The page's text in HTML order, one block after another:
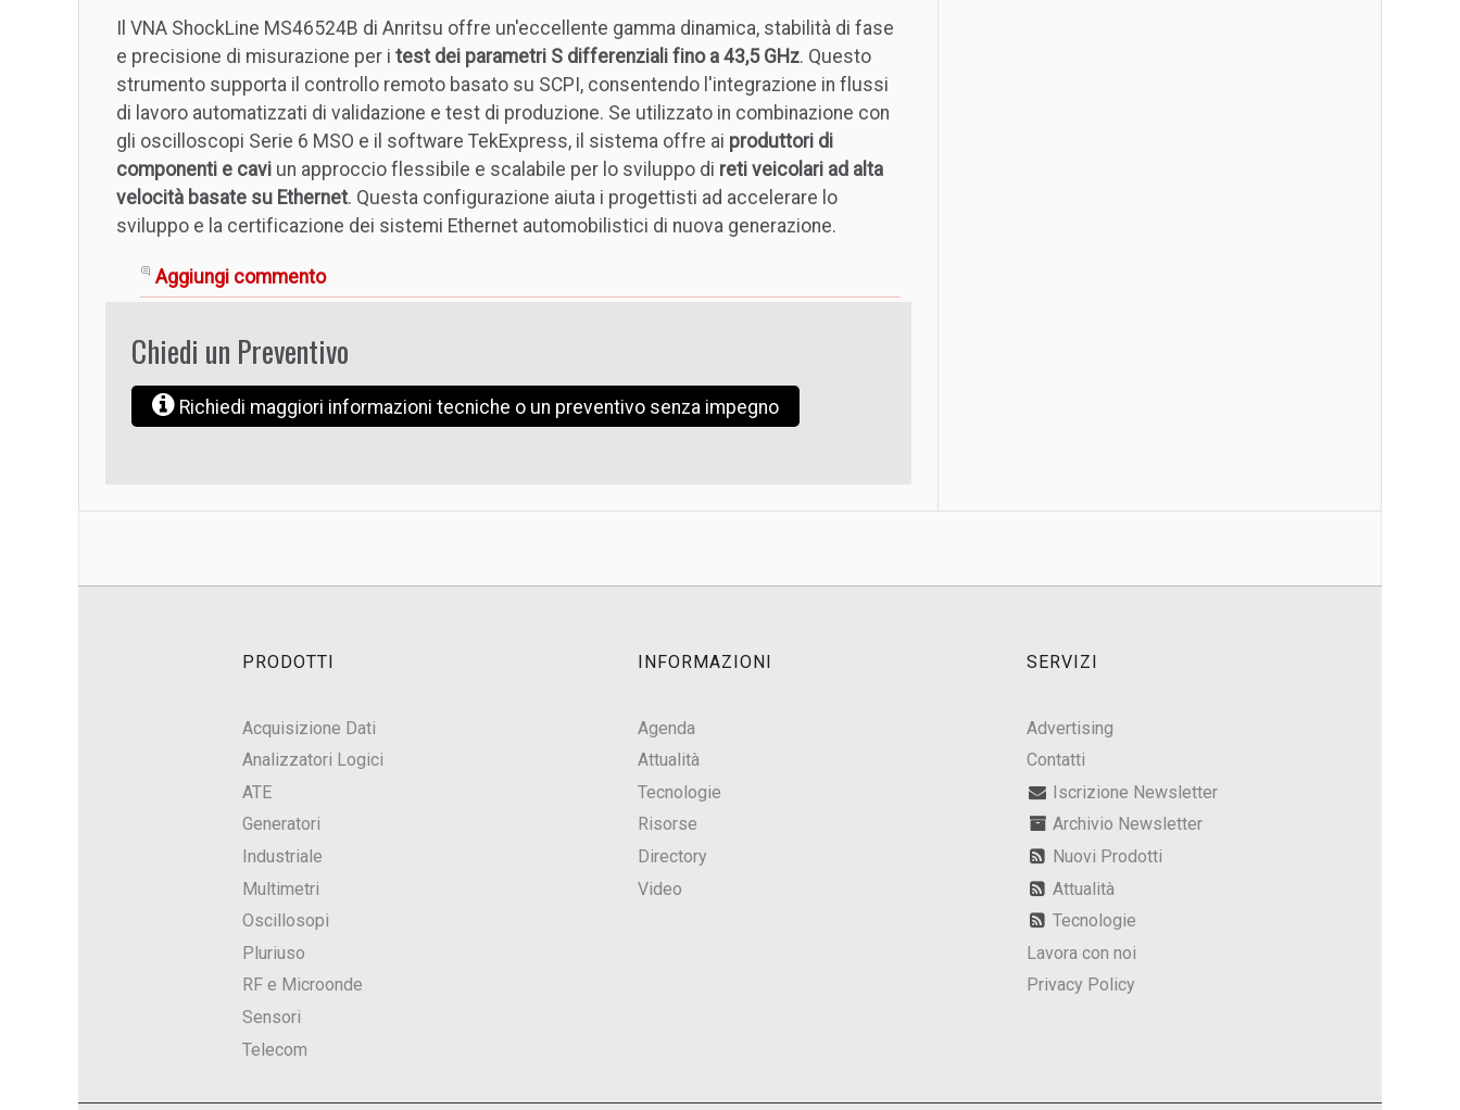
Il VNA ShockLine MS46524B di Anritsu offre un'eccellente gamma dinamica, stabilità di fase
e precisione di misurazione per i test dei parametri S differenziali fino a 43,5 GHz. Questo
strumento supporta il controllo remoto basato su SCPI, consentendo l'integrazione in flussi
di lavoro automatizzati di validazione e test di produzione. Se utilizzato in combinazione con
gli oscilloscopi Serie 6 MSO e il software TekExpress, il sistema offre ai produttori di
componenti e cavi un approccio flessibile e scalabile per lo sviluppo di reti veicolari ad alta
velocità basate su Ethernet. Questa configurazione aiuta i progettisti ad accelerare lo
sviluppo e la certificazione dei sistemi Ethernet automobilistici di nuova generazione.
Aggiungi commento
Chiedi un Preventivo
Richiedi maggiori informazioni tecniche o un preventivo senza impegno
PRODOTTI
Acquisizione Dati
Analizzatori Logici
ATE
Generatori
Industriale
Multimetri
Oscillosopi
Pluriuso
RF e Microonde
Sensori
Telecom
INFORMAZIONI
Agenda
Attualità
Tecnologie
Risorse
Directory
Video
SERVIZI
Advertising
Contatti
Iscrizione Newsletter
Archivio Newsletter
Nuovi Prodotti
Attualità
Tecnologie
Lavora con noi
Privacy Policy